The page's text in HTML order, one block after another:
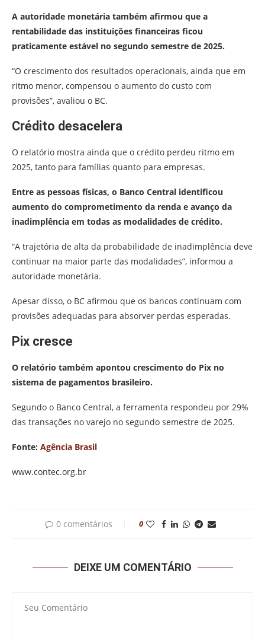
A autoridade monetária também afirmou que a
rentabilidade das instituições financeiras ficou
praticamente estável no segundo semestre de 2025.
“O crescimento dos resultados operacionais, ainda que em
ritmo menor, compensou o aumento do custo com
provisões”, avaliou o BC.
Crédito desacelera
O relatório mostra ainda que o crédito perdeu ritmo em
2025, tanto para famílias quanto para empresas.
Entre as pessoas físicas, o Banco Central identificou
aumento do comprometimento da renda e avanço da
inadimplência em todas as modalidades de crédito.
“A trajetória de alta da probabilidade de inadimplência deve
continuar na maior parte das modalidades”, informou a
autoridade monetária.
Apesar disso, o BC afirmou que os bancos continuam com
provisões adequadas para absorver perdas esperadas.
Pix cresce
O relatório também apontou crescimento do Pix no
sistema de pagamentos brasileiro.
Segundo o Banco Central, a ferramenta respondeu por 29%
das transações no varejo no segundo semestre de 2025.
Fonte: Agência Brasil
www.contec.org.br
0 comentários 0
DEIXE UM COMENTÁRIO